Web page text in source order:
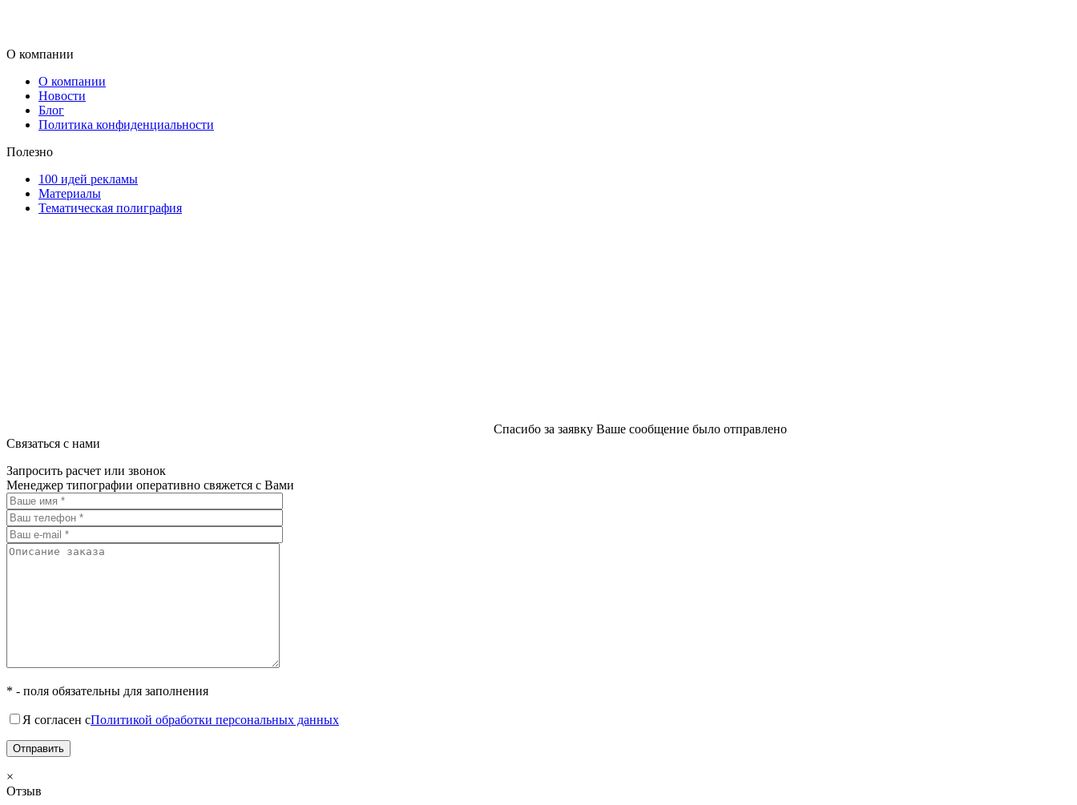
О компании
О компании
Новости
Блог
Политика конфиденциальности
Полезно
100 идей рекламы
Материалы
Тематическая полиграфия
Спасибо за заявку Ваше сообщение было отправлено
Связаться с нами
Запросить расчет или звонок
Менеджер типографии оперативно свяжется с Вами
* - поля обязательны для заполнения
Я согласен сПолитикой обработки персональных данных
×
Отзыв